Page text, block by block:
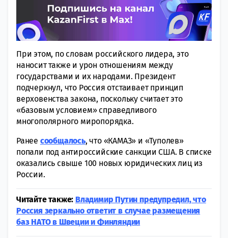
При этом, по словам российского лидера, это
наносит также и урон отношениям между
государствами и их народами. Президент
подчеркнул, что Россия отстаивает принцип
верховенства закона, поскольку считает это
«базовым условием» справедливого
многополярного миропорядка.
Ранее сообщалось, что «КАМАЗ» и «Туполев»
попали под антироссийские санкции США. В списке
оказались свыше 100 новых юридических лиц из
России.
Читайте также: Владимир Путин предупредил, что
Россия зеркально ответит в случае размещения
баз НАТО в Швеции и Финляндии